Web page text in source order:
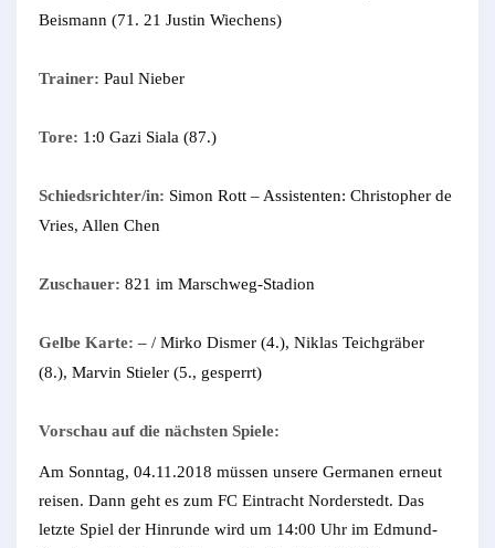
Beismann (71. 21 Justin Wiechens)
Trainer: Paul Nieber
Tore: 1:0 Gazi Siala (87.)
Schiedsrichter/in: Simon Rott – Assistenten: Christopher de
Vries, Allen Chen
Zuschauer: 821 im Marschweg-Stadion
Gelbe Karte: – / Mirko Dismer (4.), Niklas Teichgräber
(8.), Marvin Stieler (5., gesperrt)
Vorschau auf die nächsten Spiele:
Am Sonntag, 04.11.2018 müssen unsere Germanen erneut
reisen. Dann geht es zum FC Eintracht Norderstedt. Das
letzte Spiel der Hinrunde wird um 14:00 Uhr im Edmund-